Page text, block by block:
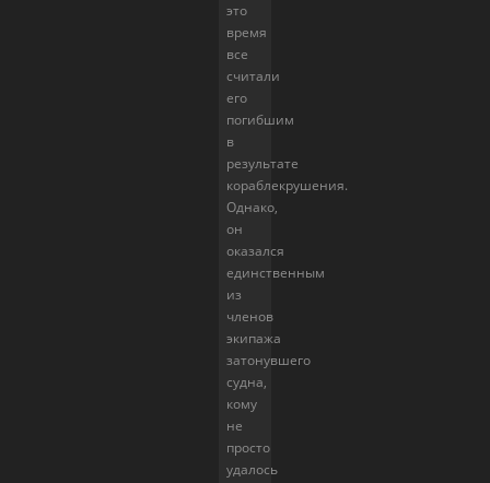
это
время
все
считали
его
погибшим
в
результате
кораблекрушения.
Однако,
он
оказался
единственным
из
членов
экипажа
затонувшего
судна,
кому
не
просто
удалось